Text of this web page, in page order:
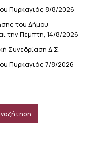
Πυρκαγιάς 8/8/2026
του Δήμου
την Πέμπτη, 14/8/2026
Συνεδρίαση Δ.Σ.
Πυρκαγιάς 7/8/2026